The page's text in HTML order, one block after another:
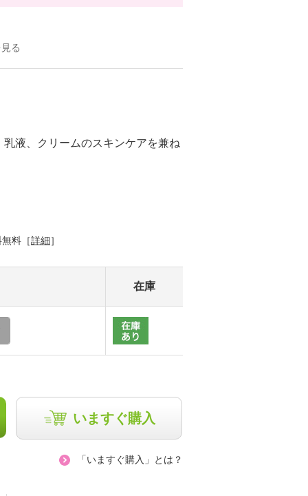
る
液、クリームのスキンケアを兼ね
料［詳細 ］
在庫
いますぐ購入
「いますぐ購入」とは？